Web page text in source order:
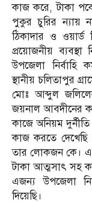
কাজ করে, টাকা
পুকুর চুরির ন্যায়
ঠিকাদার ও
প্রয়োজনীয়
উপজেলা নির্বাহি
স্থানীয় চলিতাপুর
মোঃ আব্দুল
জয়নাল আবদীনের
কাজে অনিয়ম
কাজ করতে
তার লোকজন কে। এ
টাকা আত্মসাৎ সহ
এজন্য উপজেলা
দিয়েছি।